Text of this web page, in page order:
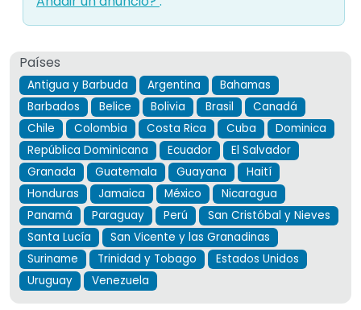
Países
Antigua y Barbuda Argentina
Bahamas
Barbados
Belice Bolivia Brasil
Canadá
Chile
Colombia Costa Rica Cuba
Dominica
República Dominicana
Ecuador
El Salvador
Granada
Guatemala Guayana
Haití
Honduras
Jamaica México
Nicaragua
Panamá
Paraguay Perú
San Cristóbal y Nieves
Santa Lucía
San Vicente y las Granadinas
Suriname
Trinidad y Tobago
Estados Unidos
Uruguay
Venezuela